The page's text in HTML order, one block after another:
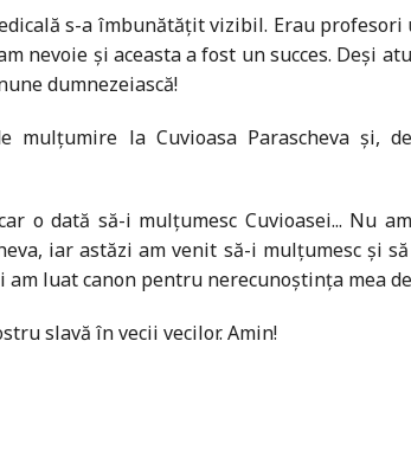
s-a îmbunătăţit vizibil. Erau
nevoie şi aceasta a fost un succes. Deşi
dumnezeiască!
mulţumire la Cuvioasa Parascheva
o dată să-i mulţumesc Cuvioasei... Nu
iar astăzi am venit să-i mulţumesc şi
luat canon pentru nerecunoştinţa mea
slavă în vecii vecilor. Amin!